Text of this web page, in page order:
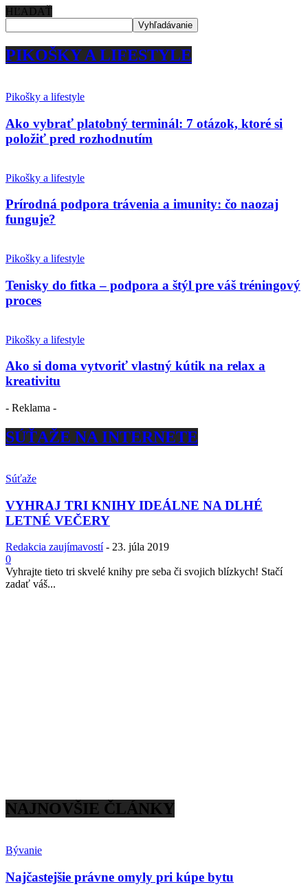
HĽADAŤ
PIKOŠKY A LIFESTYLE
Pikošky a lifestyle
Ako vybrať platobný terminál: 7 otázok, ktoré si
položiť pred rozhodnutím
Pikošky a lifestyle
Prírodná podpora trávenia a imunity: čo naozaj
funguje?
Pikošky a lifestyle
Tenisky do fitka – podpora a štýl pre váš tréningový
proces
Pikošky a lifestyle
Ako si doma vytvoriť vlastný kútik na relax a
kreativitu
- Reklama -
SÚŤAŽE NA INTERNETE
Súťaže
VYHRAJ TRI KNIHY IDEÁLNE NA DLHÉ
LETNÉ VEČERY
Redakcia zaujímavostí - 23. júla 2019
0
Vyhrajte tieto tri skvelé knihy pre seba či svojich blízkych! Stačí
zadať váš...
NAJNOVŠIE ČLÁNKY
Bývanie
Najčastejšie právne omyly pri kúpe bytu